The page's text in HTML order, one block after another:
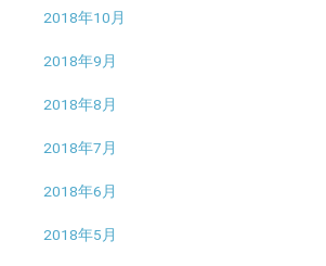
2018年10月
2018年9月
2018年8月
2018年7月
2018年6月
2018年5月